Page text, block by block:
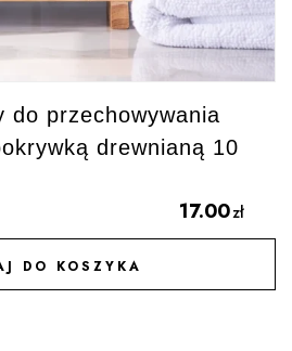
do przechowywania
drewnianą 10
17.00zł
DO KOSZYKA
DO ULUBIONYCH